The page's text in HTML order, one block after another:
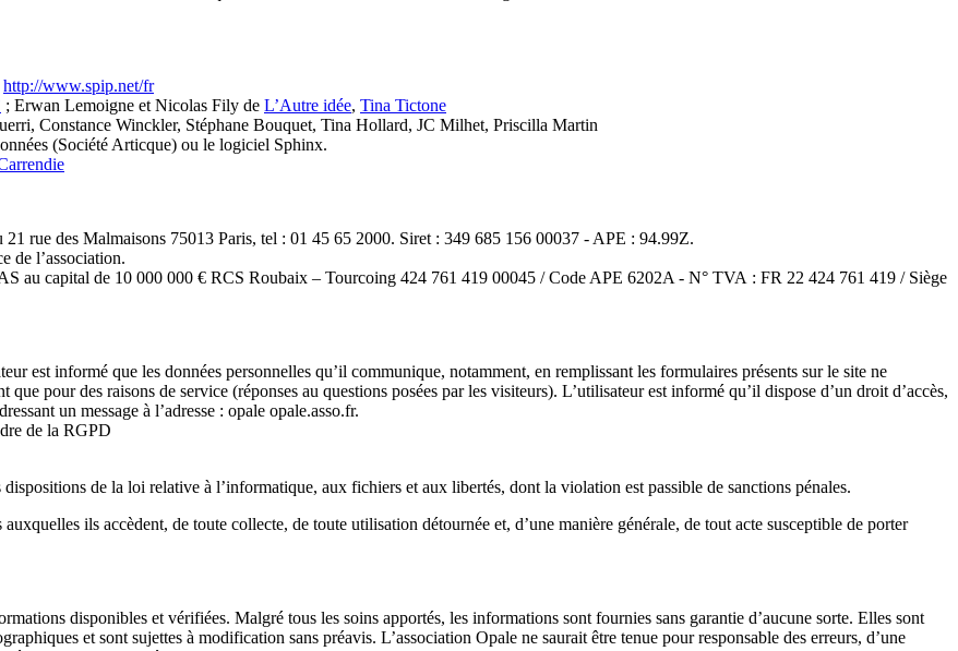
http://www.spip.net/fr
; Erwan Lemoigne et Nicolas Fily de L’Autre idée, Tina Tictone
Constance Winckler, Stéphane Bouquet, Tina Hollard, JC Milhet, Priscilla Martin
(Société Articque) ou le logiciel Sphinx.
21 rue des Malmaisons 75013 Paris, tel : 01 45 65 2000. Siret : 349 685 156 00037 - APE : 94.99Z.
de l’association.
au capital de 10 000 000 € RCS Roubaix – Tourcoing 424 761 419 00045 / Code APE 6202A - N° TVA : FR 22 424 761 419 / Siège
est informé que les données personnelles qu’il communique, notamment, en remplissant les formulaires présents sur le site ne
pour des raisons de service (réponses au questions posées par les visiteurs). L’utilisateur est informé qu’il dispose d’un droit d’accès,
un message à l’adresse : opale opale.asso.fr.
de la RGPD
de la loi relative à l’informatique, aux fichiers et aux libertés, dont la violation est passible de sanctions pénales.
ils accèdent, de toute collecte, de toute utilisation détournée et, d’une manière générale, de tout acte susceptible de porter
disponibles et vérifiées. Malgré tous les soins apportés, les informations sont fournies sans garantie d’aucune sorte. Elles sont
et sont sujettes à modification sans préavis. L’association Opale ne saurait être tenue pour responsable des erreurs, d’une